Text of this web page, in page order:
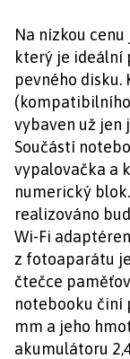
Na nízkou
který je ideální
pevného disku.
vybaven už jen
Součástí
vypalovačka a
numerický
realizováno
Wi-Fi
z fotoaparátu
čtečce
notebooku činí
mm a jeho
akumulátoru